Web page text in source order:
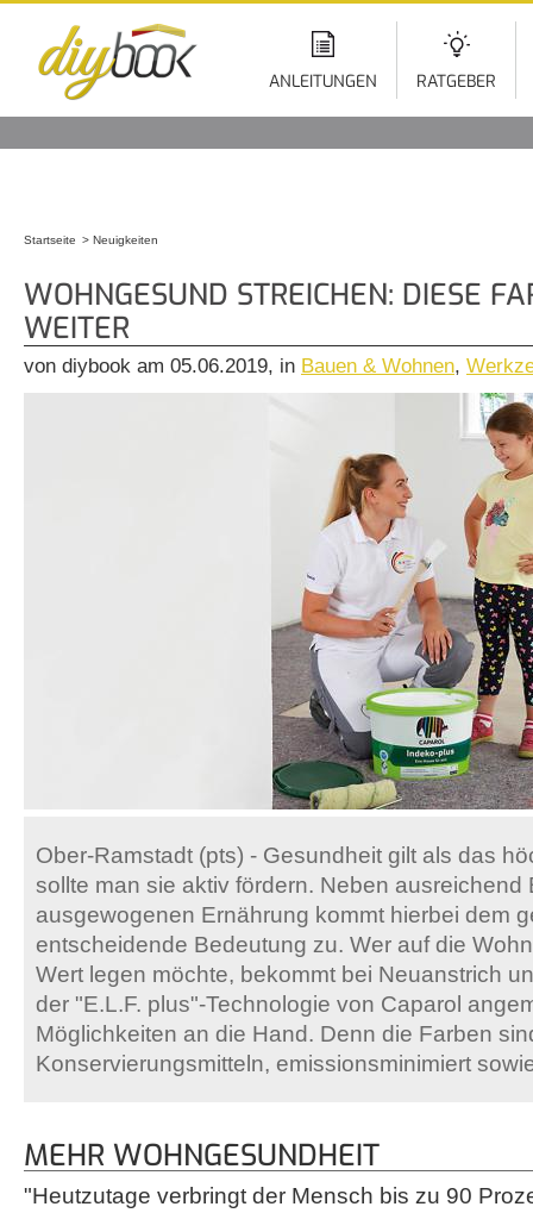
ANLEITUNGEN RATGEBER
Startseite Neuigkeiten
WOHNGESUND STREICHEN: DIESE
WEITER
von diybook am 05.06.2019, in Bauen & Wohnen,
Ober-Ramstadt (pts) - Gesundheit gilt als das
sollte man sie aktiv fördern. Neben ausreichend
ausgewogenen Ernährung kommt hierbei dem
entscheidende Bedeutung zu. Wer auf die
Wert legen möchte, bekommt bei Neuanstrich
der "E.L.F. plus"-Technologie von Caparol
Möglichkeiten an die Hand. Denn die Farben
Konservierungsmitteln, emissionsminimiert
MEHR WOHNGESUNDHEIT
"Heutzutage verbringt der Mensch bis zu 90